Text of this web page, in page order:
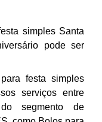
simples Santa
pode ser
festa simples
serviços entre
segmento de